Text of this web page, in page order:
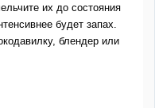
их до состояния
будет запах.
блендер или